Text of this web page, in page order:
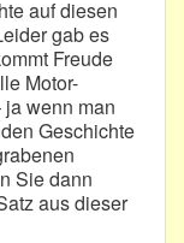
auf diesen
gab es
Freude
Motor-
wenn man
Geschichte
Sie dann
aus dieser